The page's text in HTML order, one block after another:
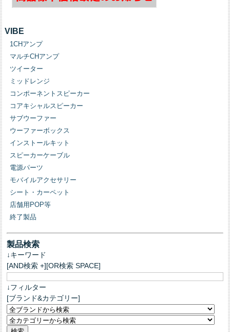
VIBE
1CHアンプ
マルチCHアンプ
ツイーター
ミッドレンジ
コンポーネントスピーカー
コアキシャルスピーカー
サブウーファー
ウーファーボックス
インストールキット
スピーカーケーブル
電源パーツ
モバイルアクセサリー
シート・カーペット
店舗用POP等
終了製品
製品検索
↓キーワード
[AND検索 +][OR検索 SPACE]
↓フィルター
[ブランド&カテゴリー]